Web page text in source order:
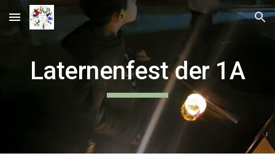
Skip to main content Skip to navigation
Laternenfest der 1A